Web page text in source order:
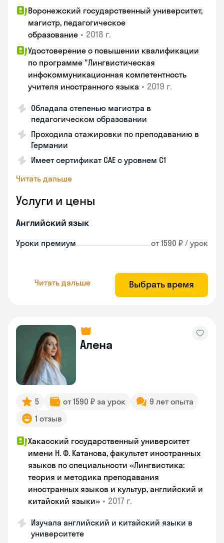
Воронежский государственный университет,
магистр, педагогическое
образование • 2018 г.
Удостоверение о повышении квалификации
по программе "Лингвистическая
инфокоммуникационная компетентность
учителя иностранного языка • 2019 г.
Обладала степенью магистра в
педагогическом образовании
Проходила стажировки по преподаванию в
Германии
Имеет сертификат САЕ с уровнем С1
Читать дальше
Услуги и цены
Английский язык
Уроки премиум от 1590 ₽ / урок
Читать дальше Выбрать время
Алена
5 от 1590 ₽ за урок
9 лет опыта
1 отзыв
Хакасский государственный университет
имени Н. Ф. Катанова, факультет иностранных
языков по специальности «Лингвистика:
теория и методика преподавания
иностранных языков и культур, английский и
китайский языки» • 2017 г.
Изучала английский и китайский языки в
университете